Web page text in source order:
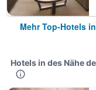
Mehr Top-Hotels
Hotels in des Nähe